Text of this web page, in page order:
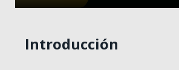
Introducción